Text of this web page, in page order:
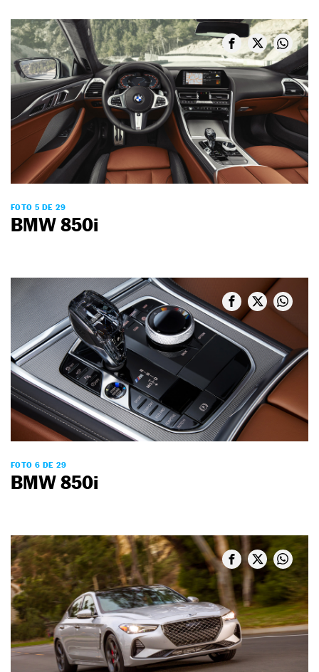
FOTO 5 DE 29
BMW 850i
FOTO 6 DE 29
BMW 850i